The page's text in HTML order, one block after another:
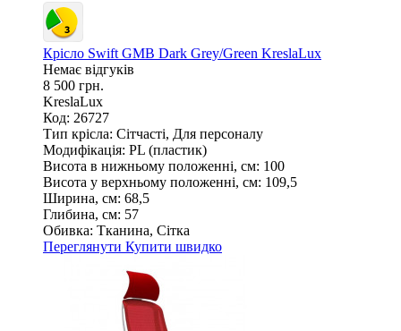
Крісло Swift GMB Dark Grey/Green KreslaLux
Немає відгуків
8 500 грн.
KreslaLux
Код: 26727
Тип крісла: Сітчасті, Для персоналу
Модифікація: PL (пластик)
Висота в нижньому положенні, см: 100
Висота у верхньому положенні, см: 109,5
Ширина, см: 68,5
Глибина, см: 57
Обивка: Тканина, Сітка
Переглянути Купити швидко